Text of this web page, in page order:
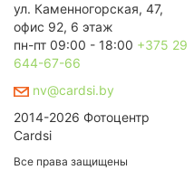
ул. Каменногорская, 47,
офис 92, 6 этаж
пн-пт 09:00 - 18:00 +375 29
644-67-66
nv@cardsi.by
2014-2026 Фотоцентр
Cardsi
Все права защищены